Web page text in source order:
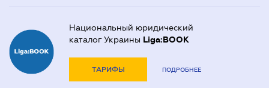
Национальный юридический
каталог Украины Liga:BOOK
ТАРИФЫ ПОДРОБНЕЕ